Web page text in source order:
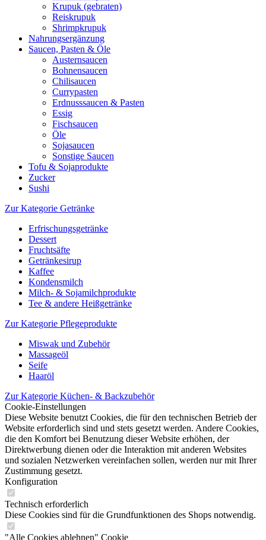
Krupuk (gebraten)
Reiskrupuk
Shrimpkrupuk
Nahrungsergänzung
Saucen, Pasten & Öle
Austernsaucen
Bohnensaucen
Chilisaucen
Currypasten
Erdnusssaucen & Pasten
Essig
Fischsaucen
Öle
Sojasaucen
Sonstige Saucen
Tofu & Sojaprodukte
Zucker
Sushi
Zur Kategorie Getränke
Erfrischungsgetränke
Dessert
Fruchtsäfte
Getränkesirup
Kaffee
Kondensmilch
Milch- & Sojamilchprodukte
Tee & andere Heißgetränke
Zur Kategorie Pflegeprodukte
Miswak und Zubehör
Massageöl
Seife
Haaröl
Zur Kategorie Küchen- & Backzubehör
Cookie-Einstellungen
Diese Website benutzt Cookies, die für den technischen Betrieb der
Website erforderlich sind und stets gesetzt werden. Andere Cookies,
die den Komfort bei Benutzung dieser Website erhöhen, der
Direktwerbung dienen oder die Interaktion mit anderen Websites
und sozialen Netzwerken vereinfachen sollen, werden nur mit Ihrer
Zustimmung gesetzt.
Konfiguration
Technisch erforderlich
Diese Cookies sind für die Grundfunktionen des Shops notwendig.
"Alle Cookies ablehnen" Cookie